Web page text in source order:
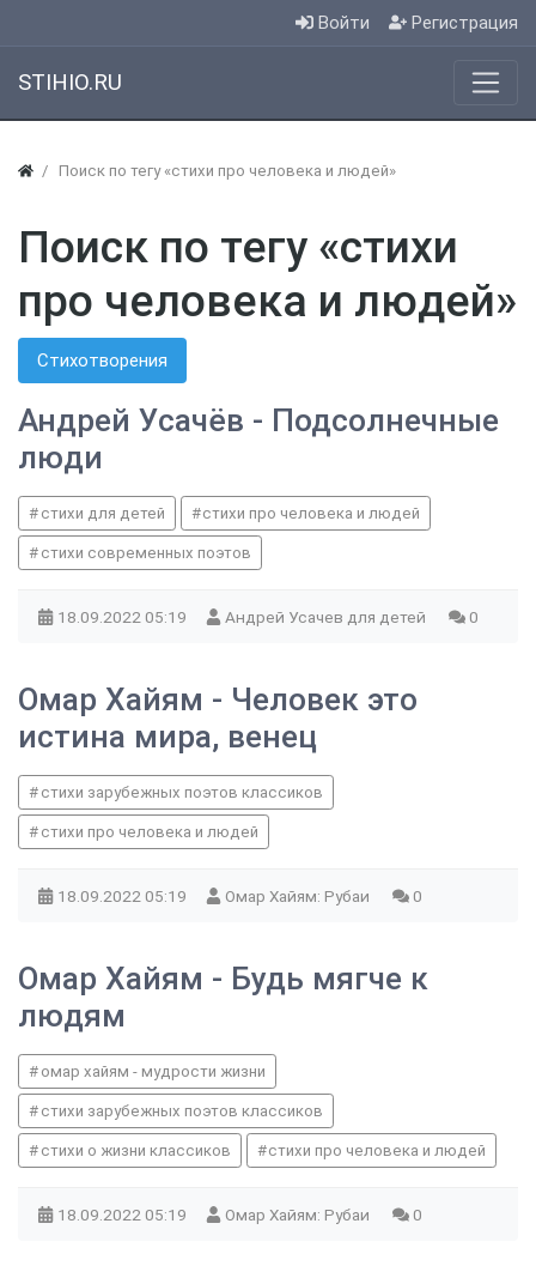
Войти Регистрация
STIHIO.RU
Поиск по тегу «стихи про человека и людей»
Поиск по тегу «стихи
про человека и людей»
Стихотворения
Андрей Усачёв - Подсолнечные
люди
стихи для детей стихи про человека и людей
стихи современных поэтов
18.09.2022 05:19 Андрей Усачев для детей 0
Омар Хайям - Человек это
истина мира, венец
стихи зарубежных поэтов классиков
стихи про человека и людей
18.09.2022 05:19 Омар Хайям: Рубаи 0
Омар Хайям - Будь мягче к
людям
омар хайям - мудрости жизни
стихи зарубежных поэтов классиков
стихи о жизни классиков стихи про человека и людей
18.09.2022 05:19 Омар Хайям: Рубаи 0